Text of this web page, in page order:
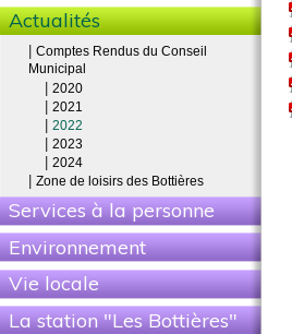
Actualités
|Comptes Rendus du Conseil
Municipal
|2020
|2021
|2022
|2023
|2024
|Zone de loisirs des Bottières
Services à la personne
Environnement
Vie locale
La station "Les Bottières"
Liste des délibérations
En savoir +
Bulletin municipal